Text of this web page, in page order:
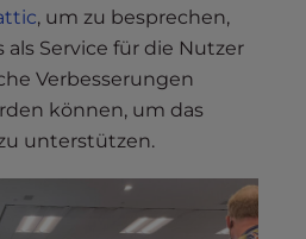
, um zu besprechen,
als Service für die Nutzer
Verbesserungen
können, um das
unterstützen.